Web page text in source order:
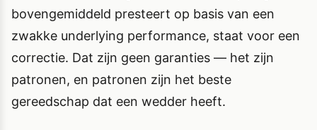
bovengemiddeld presteert op basis van een
zwakke underlying performance, staat voor een
correctie. Dat zijn geen garanties — het zijn
patronen, en patronen zijn het beste
gereedschap dat een wedder heeft.